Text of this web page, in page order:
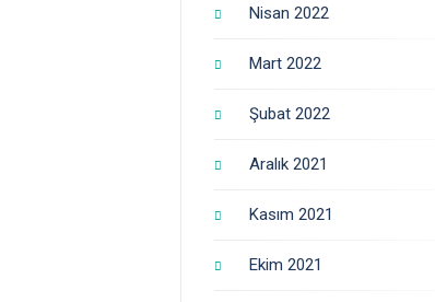
Nisan 2022
Mart 2022
Şubat 2022
Aralık 2021
Kasım 2021
Ekim 2021